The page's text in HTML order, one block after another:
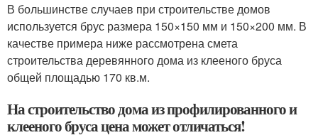
В большинстве случаев при строительстве домов
используется брус размера 150×150 мм и 150×200 мм. В
качестве примера ниже рассмотрена смета
строительства деревянного дома из клееного бруса
общей площадью 170 кв.м.
На строительство дома из профилированного и
клееного бруса цена может отличаться!